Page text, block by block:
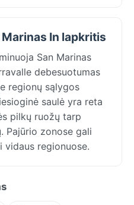
In lapkritis
San Marinas
debesuotumas
regionų sąlygos
saulė yra reta
pilkų ruožų tarp
Pajūrio zonose gali
vidaus regionuose.